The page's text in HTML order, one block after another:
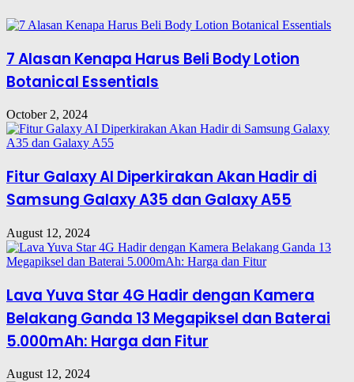
7 Alasan Kenapa Harus Beli Body Lotion
Botanical Essentials
October 2, 2024
Fitur Galaxy AI Diperkirakan Akan Hadir di
Samsung Galaxy A35 dan Galaxy A55
August 12, 2024
Lava Yuva Star 4G Hadir dengan Kamera
Belakang Ganda 13 Megapiksel dan Baterai
5.000mAh: Harga dan Fitur
August 12, 2024